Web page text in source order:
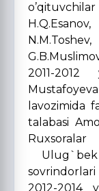
2011-
lavozimida
talabasi
Ulug`bek
2012-